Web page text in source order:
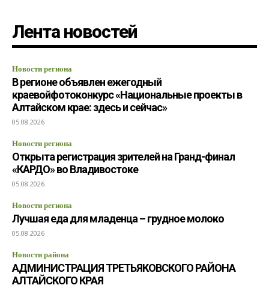
Лента новостей
Новости региона
В регионе объявлен ежегодный
краевойфотоконкурс «Национальные проекты в
Алтайском крае: здесь и сейчас»
05.08.2026
Новости региона
Открыта регистрация зрителей на Гранд-финал
«КАРДО» во Владивостоке
05.08.2026
Новости региона
Лучшая еда для младенца – грудное молоко
05.08.2026
Новости района
АДМИНИСТРАЦИЯ ТРЕТЬЯКОВСКОГО РАЙОНА
АЛТАЙСКОГО КРАЯ